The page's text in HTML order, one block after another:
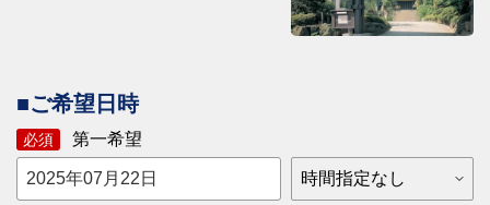
■ご希望日時
必須 第一希望